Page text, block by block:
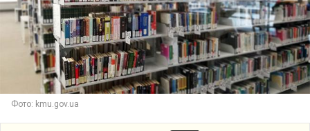
Фото: kmu.gov.ua